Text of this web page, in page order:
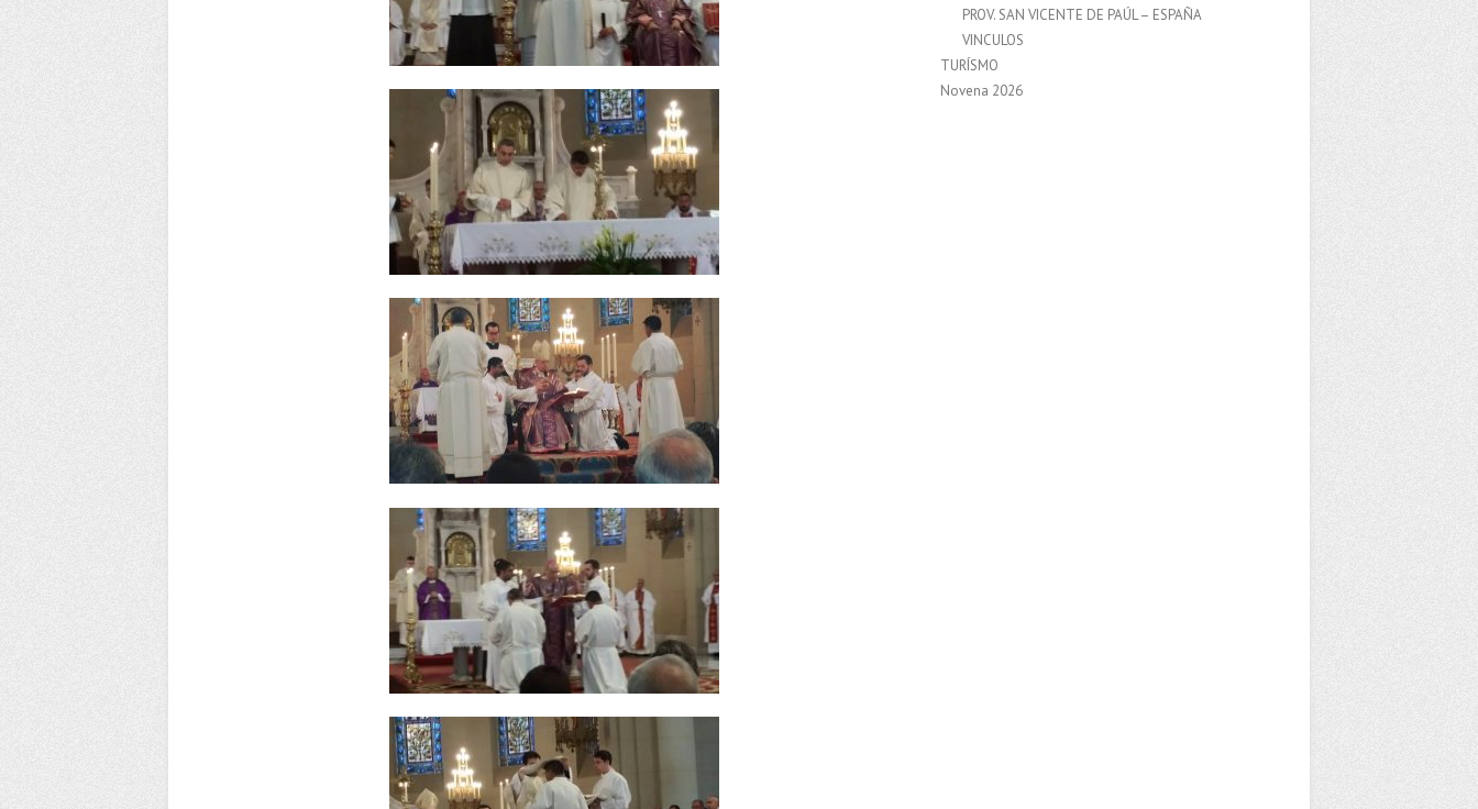
PROV. SAN VICENTE DE PAÚL – ESPAÑA
VINCULOS
TURÍSMO
Novena 2026